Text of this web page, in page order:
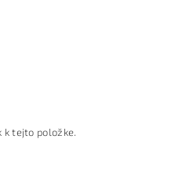
k tejto položke.